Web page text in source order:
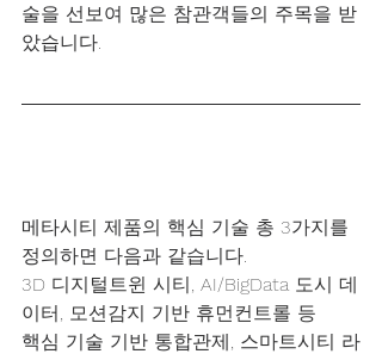
술을 선보여 많은 참관객들의 주목을 받
았습니다.
메타시티 제품의 핵심 기술 총 3가지를
정의하면 다음과 같습니다.
3D 디지털트윈 시티, AI/BigData 도시 데
이터, 모션감지 기반 휴먼컨트롤 등
핵심 기술 기반 통합관제, 스마트시티 라